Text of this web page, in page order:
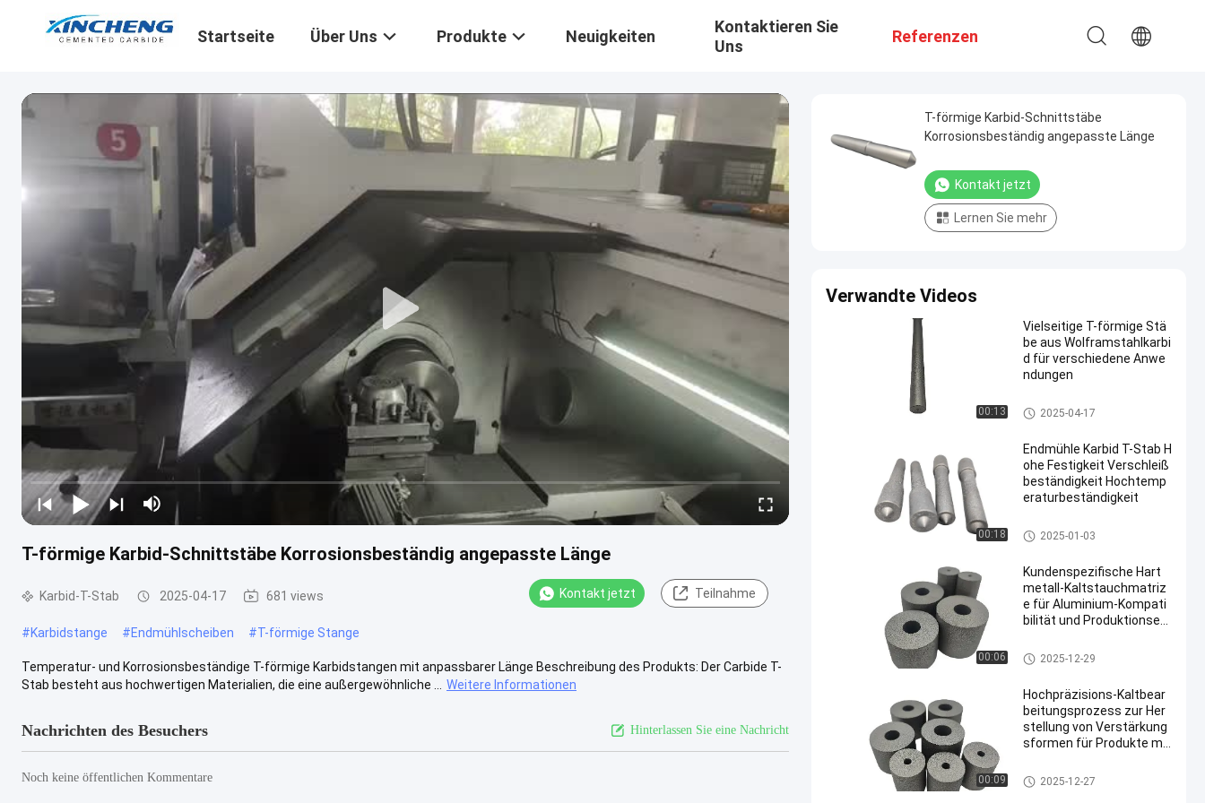
Startseite Über Uns Produkte Neuigkeiten
Kontaktieren Sie
Uns
Referenzen
T-förmige Karbid-Schnittstäbe Korrosionsbeständig angepasste Länge
Karbid-T-Stab 2025-04-17 681 views Kontakt jetzt Teilnahme
#Karbidstange #Endmühlscheiben #T-förmige Stange
Temperatur- und Korrosionsbeständige T-förmige Karbidstangen mit anpassbarer Länge Beschreibung des Produkts: Der Carbide T-
Stab besteht aus hochwertigen Materialien, die eine außergewöhnliche ...
Weitere Informationen
Nachrichten des Besuchers Hinterlassen Sie eine Nachricht
Noch keine öffentlichen Kommentare
T-förmige Karbid-Schnittstäbe
Korrosionsbeständig angepasste Länge
Kontakt jetzt
Lernen Sie mehr
Verwandte Videos
00:13
Vielseitige T-förmige Stä
be aus Wolframstahlkarbi
d für verschiedene Anwe
ndungen
Karbid-T-Stab
2025-04-17
00:18
Endmühle Karbid T-Stab H
ohe Festigkeit Verschleiß
beständigkeit Hochtemp
eraturbeständigkeit
Karbid-T-Stab
2025-01-03
00:06
Kundenspezifische Hart
metall-Kaltstauchmatriz
e für Aluminium-Kompati
bilität und Produktionseffi
mit einem Gehalt an Kohlenwa
sserstoffen von mehr als 85 G
2025-12-29
00:09
Hochpräzisions-Kaltbear
beitungsprozess zur Her
stellung von Verstärkung
sformen für Produkte mit
mit einem Gehalt an Kohlenwa
sserstoffen von mehr als 85 G
2025-12-27